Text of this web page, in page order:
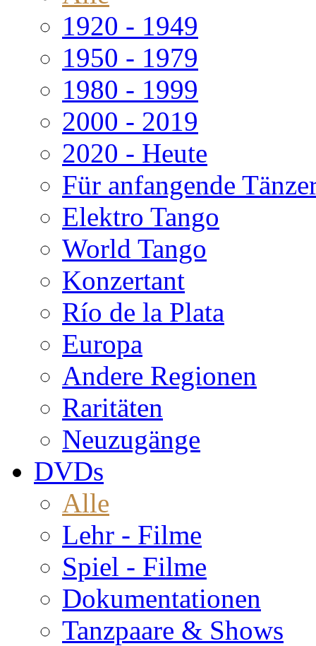
1920 - 1949
1950 - 1979
1980 - 1999
2000 - 2019
2020 - Heute
Für anfangende
Elektro Tango
World Tango
Konzertant
Río de la Plata
Europa
Andere Regionen
Raritäten
Neuzugänge
DVDs
Alle
Lehr - Filme
Spiel - Filme
Dokumentationen
Tanzpaare & Shows